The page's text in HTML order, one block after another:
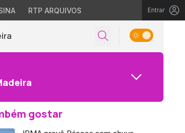
RTP ARQUIVOS Entrar
gostar